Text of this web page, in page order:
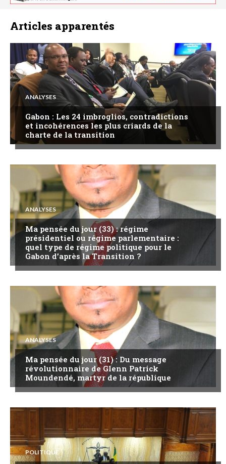
Articles apparentés
ANALYSES
Gabon : Les 24 imbroglios, contradictions
et incohérences les plus criards de la
charte de la transition
ANALYSES
Ma pensée du jour (33) : régime
présidentiel ou régime parlementaire :
quel type de régime politique pour le
Gabon d’après la Transition ?
ANALYSES
Ma pensée du jour (31) : Du message
révolutionnaire de Glenn Patrick
Moundendé, martyr de la république
POLITIQUE